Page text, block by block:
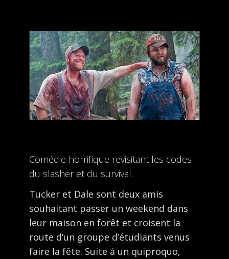
Comédie horrifique revisitant les codes
du slasher et du survival.
Tucker et Dale sont deux amis
souhaitant passer un weekend dans
leur maison en forêt et croisent la
route d’un groupe d’étudiants venus
faire la fête. Suite à un quiproquo,